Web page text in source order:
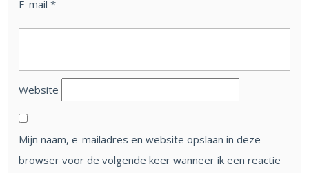
E-mail *
Website
Mijn naam, e-mailadres en website opslaan in deze
browser voor de volgende keer wanneer ik een reactie